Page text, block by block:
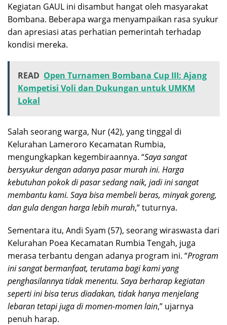
Kegiatan GAUL ini disambut hangat oleh masyarakat
Bombana. Beberapa warga menyampaikan rasa syukur
dan apresiasi atas perhatian pemerintah terhadap
kondisi mereka.
READ Open Turnamen Bombana Cup III: Ajang
Kompetisi Voli dan Dukungan untuk UMKM
Lokal
Salah seorang warga, Nur (42), yang tinggal di
Kelurahan Lameroro Kecamatan Rumbia,
mengungkapkan kegembiraannya. “Saya sangat
bersyukur dengan adanya pasar murah ini. Harga
kebutuhan pokok di pasar sedang naik, jadi ini sangat
membantu kami. Saya bisa membeli beras, minyak goreng,
dan gula dengan harga lebih murah,” tuturnya.
Sementara itu, Andi Syam (57), seorang wiraswasta dari
Kelurahan Poea Kecamatan Rumbia Tengah, juga
merasa terbantu dengan adanya program ini. “Program
ini sangat bermanfaat, terutama bagi kami yang
penghasilannya tidak menentu. Saya berharap kegiatan
seperti ini bisa terus diadakan, tidak hanya menjelang
lebaran tetapi juga di momen-momen lain,” ujarnya
penuh harap.